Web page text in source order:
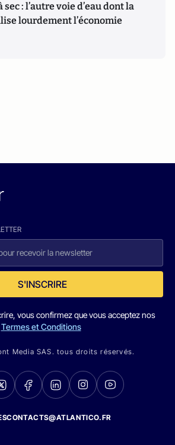
sec : l’autre voie d’eau dont la
lourdement l’économie
S'INSCRIRE
vous confirmez que vous acceptez nos
Termes et Conditions
Media SAS. tous droits réservés.